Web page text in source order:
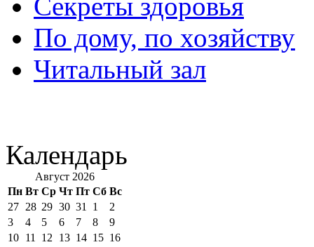
По дому, по хозяйству
Читальный зал
Календарь
Август 2026
Пн Вт Ср Чт Пт Сб Вс
27 28 29 30 31 1
2
3
4 5 6 7 8
9
10 11 12 13 14 15 16